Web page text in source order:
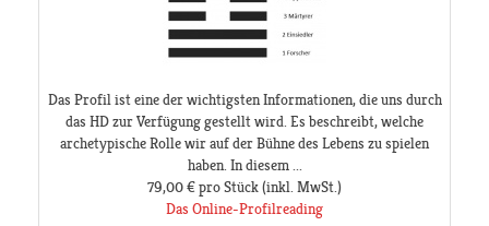
Das Profil ist eine der wichtigsten Informationen, die uns durch
das HD zur Verfügung gestellt wird. Es beschreibt, welche
archetypische Rolle wir auf der Bühne des Lebens zu spielen
haben. In diesem ...
79,00 €pro Stück(inkl. MwSt.)
Das Online-Profilreading